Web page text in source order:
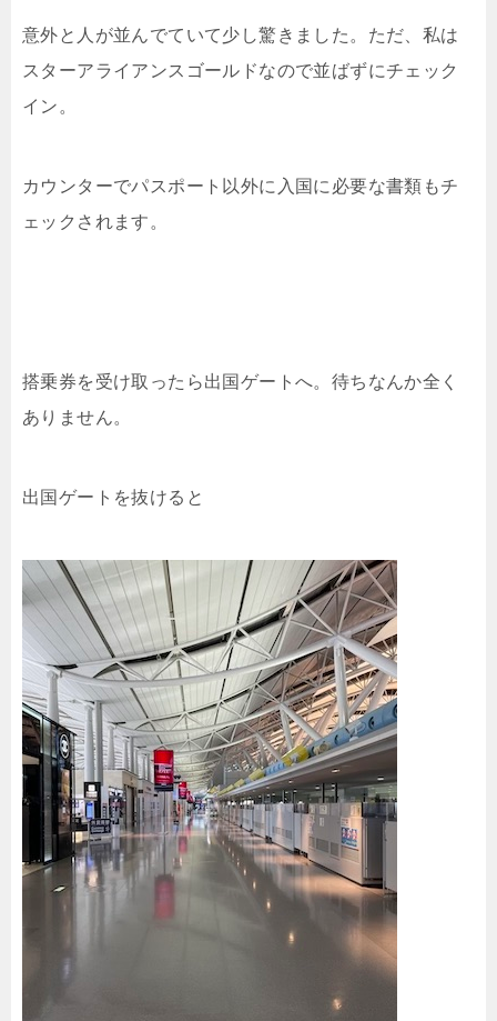
意外と人が並んでていて少し驚きました。ただ、私は
スターアライアンスゴールドなので並ばずにチェック
イン。
カウンターでパスポート以外に入国に必要な書類もチ
ェックされます。
搭乗券を受け取ったら出国ゲートへ。待ちなんか全く
ありません。
出国ゲートを抜けると